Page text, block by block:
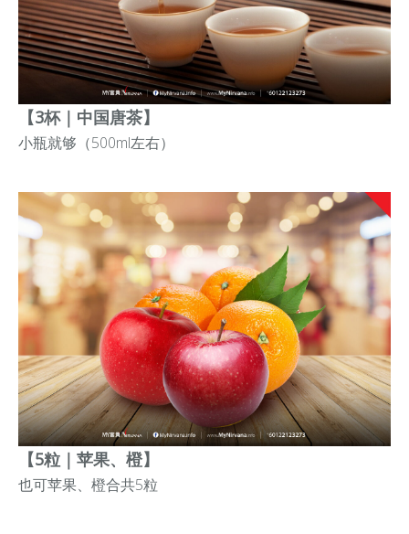
【3杯｜中国唐茶】
小瓶就够（500ml左右）
【5粒｜苹果、橙】
也可苹果、橙合共5粒